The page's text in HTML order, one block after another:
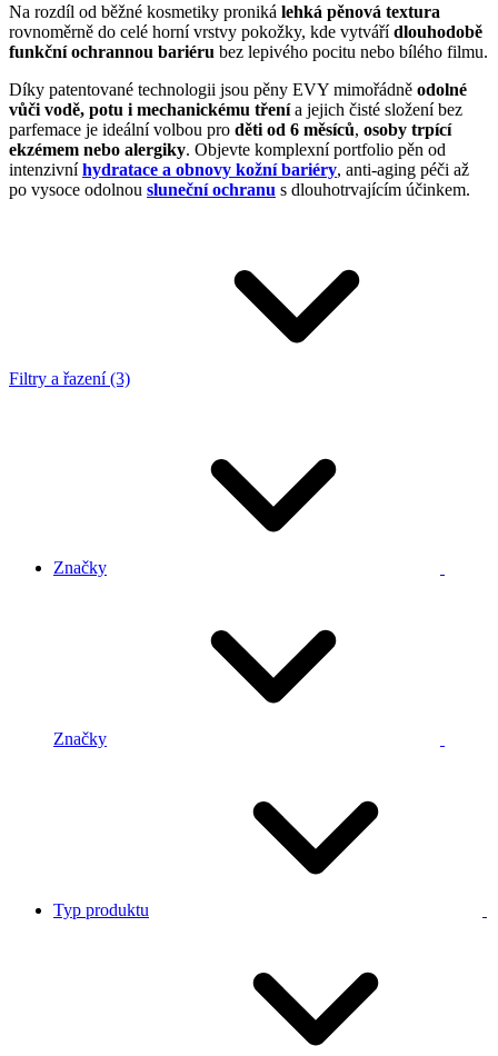
Na rozdíl od běžné kosmetiky proniká lehká pěnová textura
rovnoměrně do celé horní vrstvy pokožky, kde vytvářídlouhodobě
funkční ochrannou bariéru bez lepivého pocitu nebo bílého filmu.
Díky patentované technologii jsou pěny EVY mimořádně odolné
vůči vodě, potu i mechanickému třenía jejich čisté složení bez
parfemace je ideální volbou pro děti od 6 měsíců, osoby trpící
ekzémem nebo alergiky. Objevte komplexní portfolio pěn od
intenzivníhydratace a obnovy kožní bariéry, anti-aging péči až
po vysoce odolnou sluneční ochranu s dlouhotrvajícím účinkem.
Filtry a řazení (3)
Značky
Značky
Typ produktu